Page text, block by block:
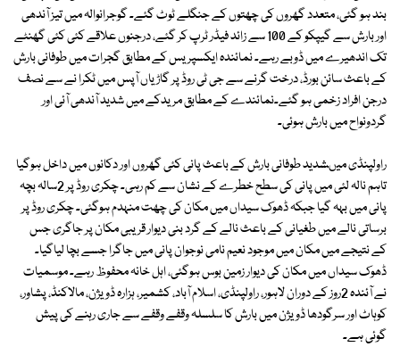
بند ہو گئی، متعدد گھروں کی چھتوں کے جنگلے ٹوٹ گئے۔ گوجرانوالہ میں تیز آندھی
اور بارش سے گیپکو کے 100 سے زائد فیڈر ٹرپ کر گئے، درجنوں علاقے کئی کئی گھنٹے
تک اندھیرے میں ڈوبے رہے۔ نمائندہ ایکسپریس کے مطابق گجرات میں طوفانی بارش
کے باعث سائن بورڈ، درخت گرنے سے جی ٹی روڈ پر گاڑیاں آپس میں ٹکرا نے سے نصف
درجن افراد زخمی ہو گئے۔نمائندے کے مطابق مریدکے میں شدید آندھی آئی اور
گردونواح میں بارش ہوئی۔
راولپنڈی میںشدید طوفانی بارش کے باعث پانی کئی گھروں اور دکانوں میں داخل ہوگیا
تاہم نالہ لئی میں پانی کی سطح خطرے کے نشان سے کم رہی۔ چکری روڈ پر 2سالہ بچہ
پانی میں بہہ گیا جبکہ ڈھوک سیداں میں مکان کی چھت منہدم ہوگئی۔ چکری روڈ پر
برساتی نالے میں طغیانی کے باعث نالے کے گرد بنی دیوار قریبی مکان پر جاگری جس
کے نتیجے میں مکان میں موجود نعیم نامی نوجوان پانی میں جاگرا جسے بچا لیاگیا۔
ڈھوک سیداں میں مکان کی دیوار زمین بوس ہوگئی، اہل خانہ محفوظ رہے۔ موسمیات
نے آئندہ 2روز کے دوران لاہور، راولپنڈی، اسلام آباد، کشمیر، ہزارہ ڈویژن، مالاکنڈ، پشاور،
کوہاٹ اور سرگودھا ڈویژن میں بارش کا سلسلہ وقفے وقفے سے جاری رہنے کی پیش
گوئی ہے۔